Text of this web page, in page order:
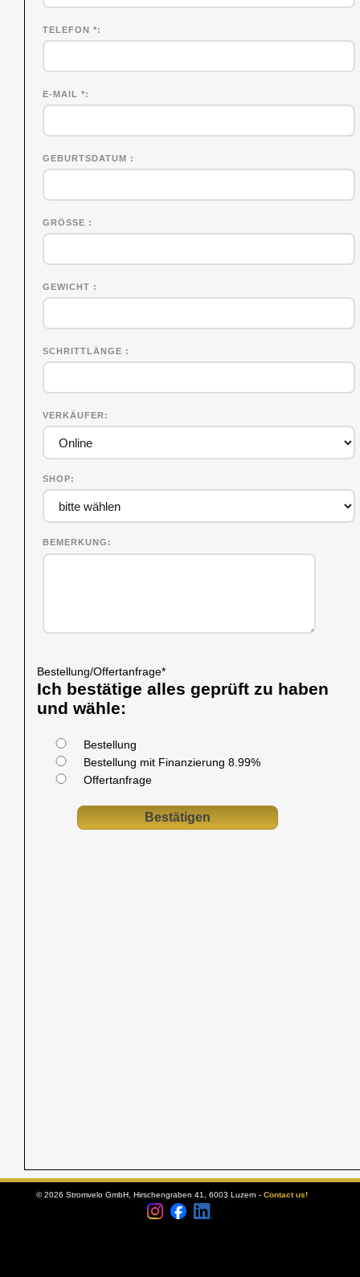
TELEFON *
E-MAIL *
GEBURTSDATUM
GRÖSSE
GEWICHT
SCHRITTLÄNGE
VERKÄUFER
SHOP
BEMERKUNG
Bestellung/Offertanfrage*
Ich bestätige alles geprüft zu haben
und wähle:
Bestellung
Bestellung mit Finanzierung 8.99%
Offertanfrage
© 2026 Stromvelo GmbH, Hirschengraben 41, 6003 Luzern - Contact us!